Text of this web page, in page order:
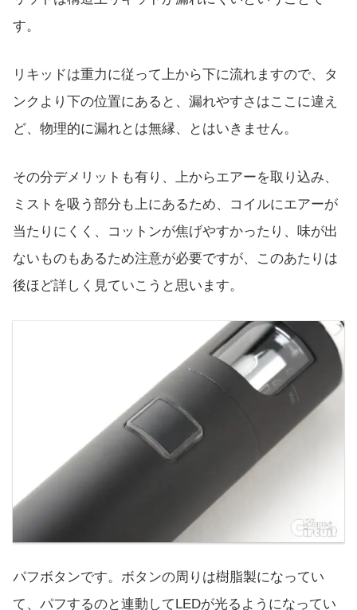
す。
リキッドは重力に従って上から下に流れますので、タ
ンクより下の位置にあると、漏れやすさはここに違え
ど、物理的に漏れとは無縁、とはいきません。
その分デメリットも有り、上からエアーを取り込み、
ミストを吸う部分も上にあるため、コイルにエアーが
当たりにくく、コットンが焦げやすかったり、味が出
ないものもあるため注意が必要ですが、このあたりは
後ほど詳しく見ていこうと思います。
パフボタンです。ボタンの周りは樹脂製になってい
て、パフするのと連動してLEDが光るようになってい